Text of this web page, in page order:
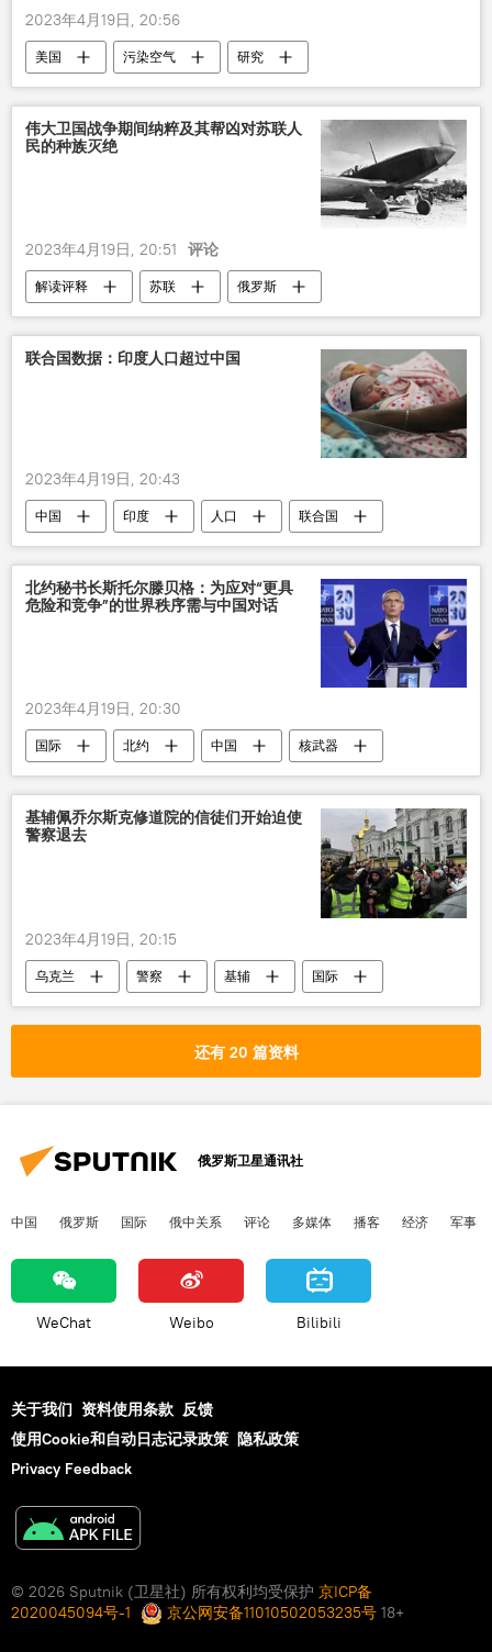
2023年4月19日, 20:56
美国 污染空气 研究
伟大卫国战争期间纳粹及其帮凶对苏联人
民的种族灭绝
2023年4月19日, 20:51 评论
解读评释 苏联
俄罗斯
纳粹
伟大卫国战争
联合国数据：印度人口超过中国
2023年4月19日, 20:43
中国 印度 人口 联合国
北约秘书长斯托尔滕贝格：为应对“更具
危险和竞争”的世界秩序需与中国对话
2023年4月19日, 20:30
国际 北约 中国 核武器
基辅佩乔尔斯克修道院的信徒们开始迫使
警察退去
2023年4月19日, 20:15
乌克兰 警察 基辅 国际
还有 20 篇资料
俄罗斯卫星通讯社
中国 俄罗斯 国际 俄中关系 评论 多媒体 播客 经济 军事
WeChat Weibo Bilibili
关于我们 资料使用条款 反馈
使用Cookie和自动日志记录政策 隐私政策
Privacy Feedback
© 2026 Sputnik (卫星社) 所有权利均受保护 京ICP备
2020045094号-1
京公网安备11010502053235号 18+